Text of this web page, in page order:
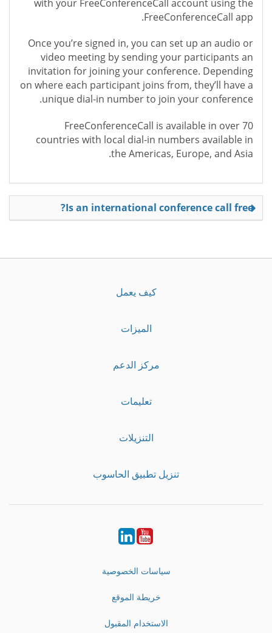
with your FreeConferenceCall account using the
FreeConferenceCall app.
Once you’re signed in, you can set up an audio or
video meeting by sending your participants an
invitation for joining your conference. Depending
on where each participant joins from, they’ll have a
unique dial-in number to join your conference.
FreeConferenceCall is available in over 70
countries with local dial-in numbers available in
the Americas, Europe, and Asia.
Is an international conference call free?
كيف يعمل
الميزات
مركز الدعم
تعليمات
التنزيلات
تنزيل تطبيق الحاسوب
Youtube
LinkedIn
سياسات الخصوصية
خريطة الموقع
الاستخدام المقبول